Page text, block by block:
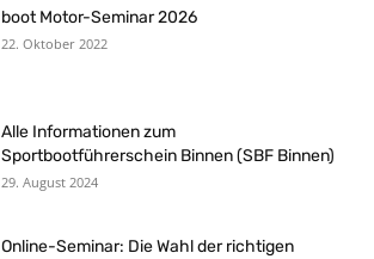
boot Motor-Seminar 2026
22. Oktober 2022
Alle Informationen zum
Sportbootführerschein Binnen (SBF Binnen)
29. August 2024
Online-Seminar: Die Wahl der richtigen